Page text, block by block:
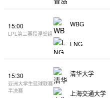
15:00
LPL第三赛段涅槃组
WBG
LNG
15:30
亚洲大学生篮球联赛
半决赛
清华大学
上海交通大学